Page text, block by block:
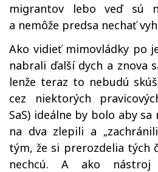
migrantov lebo veď sú
a nemôže predsa nechať
Ako vidieť mimovládky po
nabrali ďalší dych a znova
lenže teraz to nebudú
cez niektorých
SaS) ideálne by bolo aby
na dva zlepili a
tým, že si prerozdelia tých
nechcú. A ako nástroj